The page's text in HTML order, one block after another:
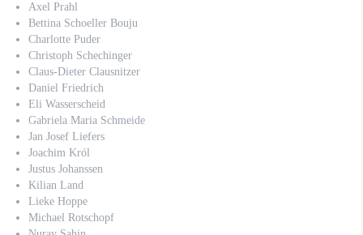
Axel Prahl
Bettina Schoeller Bouju
Charlotte Puder
Christoph Schechinger
Claus-Dieter Clausnitzer
Daniel Friedrich
Eli Wasserscheid
Gabriela Maria Schmeide
Jan Josef Liefers
Joachim Król
Justus Johanssen
Kilian Land
Lieke Hoppe
Michael Rotschopf